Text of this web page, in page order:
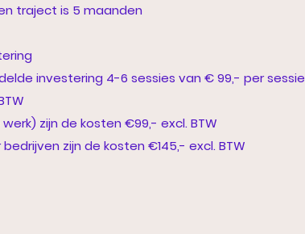
traject is 5 maanden
investering 4-6 sessies van € 99,- per sessie
zijn de kosten €99,- excl. BTW
zijn de kosten €145,- excl. BTW